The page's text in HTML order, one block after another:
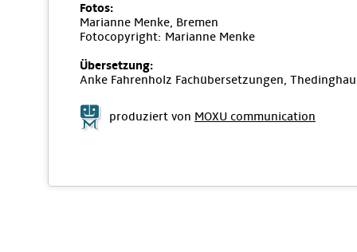
Fotos:
Marianne Menke, Bremen
Fotocopyright: Marianne Menke
Übersetzung:
Anke Fahrenholz Fachübersetzungen,
produziert von MOXU communication